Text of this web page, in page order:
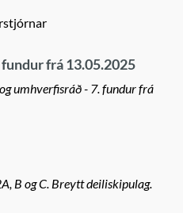
frá 13.05.2025
umhverfisráð - 7. fundur frá
B og C. Breytt deiliskipulag.